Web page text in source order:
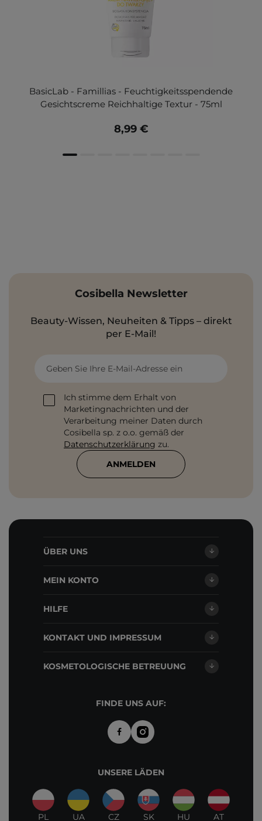
BasicLab - Famillias - Feuchtigkeitsspendende
Gesichtscreme Reichhaltige Textur - 75ml
8,99 €
Cosibella Newsletter
Beauty-Wissen, Neuheiten & Tipps – direkt
per E-Mail!
Geben Sie Ihre E-Mail-Adresse ein
Ich stimme dem Erhalt von
Marketingnachrichten und der
Verarbeitung meiner Daten durch
Cosibella sp. z o.o. gemäß der
Datenschutzerklärung zu.
ANMELDEN
ÜBER UNS
MEIN KONTO
HILFE
KONTAKT UND IMPRESSUM
KOSMETOLOGISCHE BETREUUNG
FINDE UNS AUF:
UNSERE LÄDEN
PL UA CZ SK HU AT